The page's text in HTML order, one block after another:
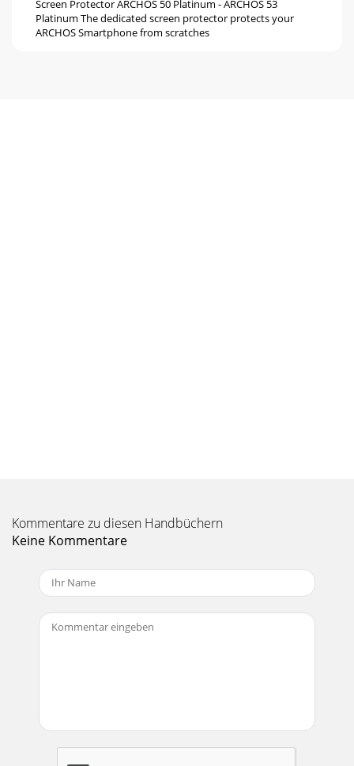
Screen Protector ARCHOS 50 Platinum - ARCHOS 53
Platinum The dedicated screen protector protects your
ARCHOS Smartphone from scratches
Kommentare zu diesen Handbüchern
Keine Kommentare